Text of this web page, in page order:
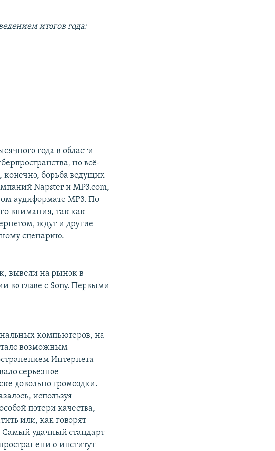
итогов года:
года в области
но всё-
конечно, борьба ведущих
Napster и MP3.com,
аудиформате MP3. По
внимания, так как
ждут и другие
сценарию.
вывели на рынок в
во главе с Sony. Первыми
компьютеров, на
возможным
Интернета
серьезное
довольно громоздки.
используя
потери качества,
или, как говорят
Самый удачный стандарт
институт